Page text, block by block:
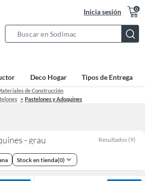
Inicia sesión 0
Bar
Deco Hogar Tipos de Entrega
de Construcción
Pastelones y Adoquines
- grau Resultados (9)
Stock en tienda(0)